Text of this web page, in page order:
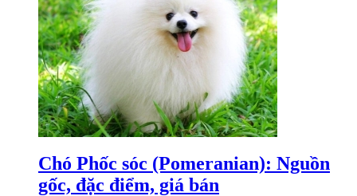
Chó Phốc sóc (Pomeranian): Nguồn
gốc, đặc điểm, giá bán